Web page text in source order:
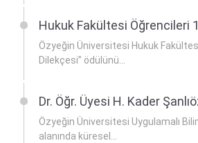
Hukuk Fakültesi Öğrencileri
Özyeğin Üniversitesi Hukuk
Dilekçesi” ödülünü...
Dr. Öğr. Üyesi H. Kader
Özyeğin Üniversitesi Uygulamalı
alanında küresel...